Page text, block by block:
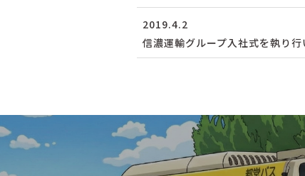
2019.4.2
信濃運輸グループ入社式を執り行